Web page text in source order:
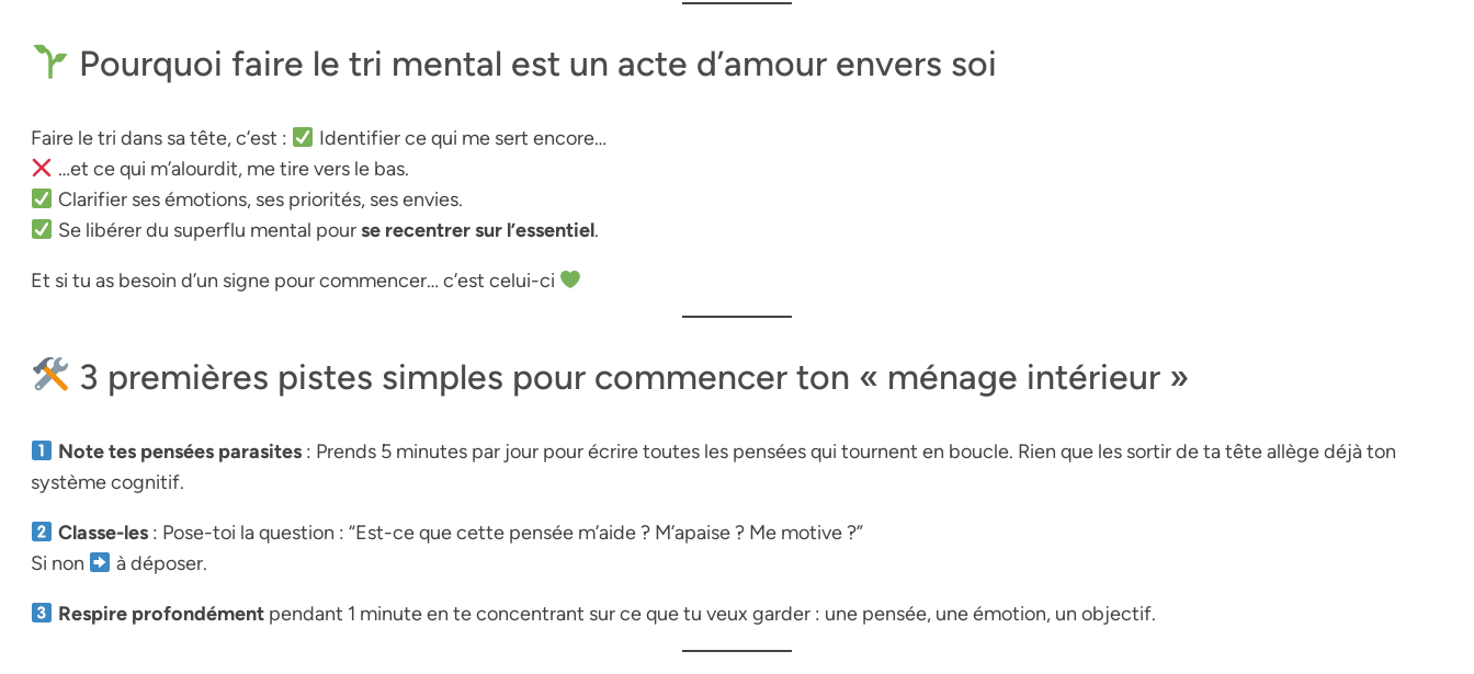
Pourquoi faire le tri mental est un acte d’amour envers soi
Faire le tri dans sa tête, c’est :
Identifier ce qui me sert encore…
…et ce qui m’alourdit, me tire vers le bas.
Clarifier ses émotions, ses priorités, ses envies.
Se libérer du superflu mental pourse recentrer sur l’essentiel.
Et si tu as besoin d’un signe pour commencer… c’est celui-ci
3 premières pistes simples pour commencer ton « ménage intérieur »
Note tes pensées parasites: Prends 5 minutes par jour pour écrire toutes les pensées qui tournent en boucle. Rien que les sortir de ta tête allège déjà ton
système cognitif.
Classe-les: Pose-toi la question : “Est-ce que cette pensée m’aide ? M’apaise ? Me motive ?”
Si non
à déposer.
Respire profondémentpendant 1 minute en te concentrant sur ce que tu veux garder : une pensée, une émotion, un objectif.